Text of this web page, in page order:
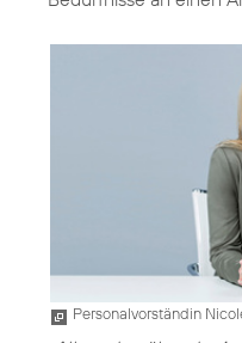
Personalvorständin